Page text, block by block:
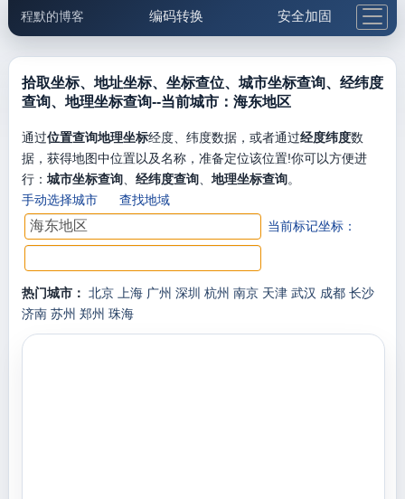
程默的博客 编码转换 安全加固
邮件工具 生活便民 更多工具
拾取坐标、地址坐标、坐标查位、城市坐标查询、经纬度
查询、地理坐标查询--当前城市：海东地区
通过位置查询地理坐标经度、纬度数据，或者通过经度纬度数
据，获得地图中位置以及名称，准备定位该位置!你可以方便进
行： 城市坐标查询、 经纬度查询、 地理坐标查询。
手动选择城市
查找地域
当前标记坐标：
热门城市： 北京 上海 广州 深圳 杭州 南京 天津 武汉 成都 长沙
济南 苏州 郑州 珠海